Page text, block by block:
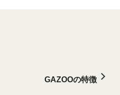
GAZOOの特徴